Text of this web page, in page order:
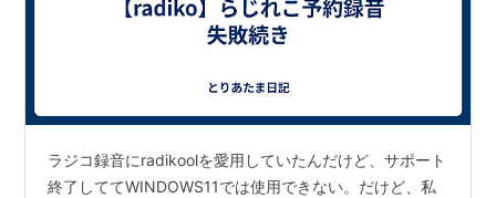
ラジコ録音にradikoolを愛用していたんだけど、サポート
終了しててWINDOWS11では使用できない。だけど、私